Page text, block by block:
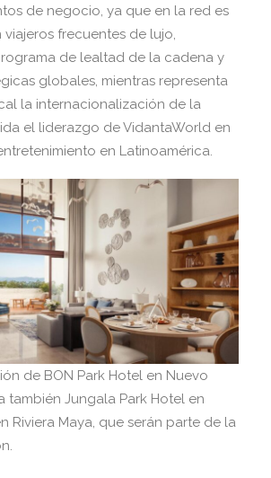
de negocio, ya que en la red es
frecuentes de lujo,
de lealtad de la cadena y
globales, mientras representa
la internacionalización de la
el liderazgo de VidantaWorld en
en Latinoamérica.
de BON Park Hotel en Nuevo
también Jungala Park Hotel en
Riviera Maya, que serán parte de la